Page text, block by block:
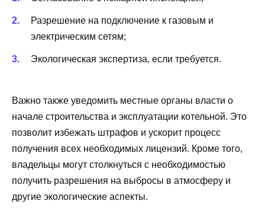
Разрешение на подключение к газовым и
электрическим сетям;
Экологическая экспертиза, если требуется.
Важно также уведомить местные органы власти о
начале строительства и эксплуатации котельной. Это
позволит избежать штрафов и ускорит процесс
получения всех необходимых лицензий. Кроме того,
владельцы могут столкнуться с необходимостью
получить разрешения на выбросы в атмосферу и
другие экологические аспекты.